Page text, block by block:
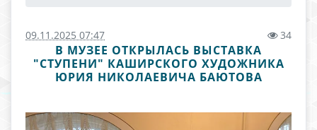
09.11.2025 07:47 34
В МУЗЕЕ ОТКРЫЛАСЬ ВЫСТАВКА
"СТУПЕНИ" КАШИРСКОГО ХУДОЖНИКА
ЮРИЯ НИКОЛАЕВИЧА БАЮТОВА